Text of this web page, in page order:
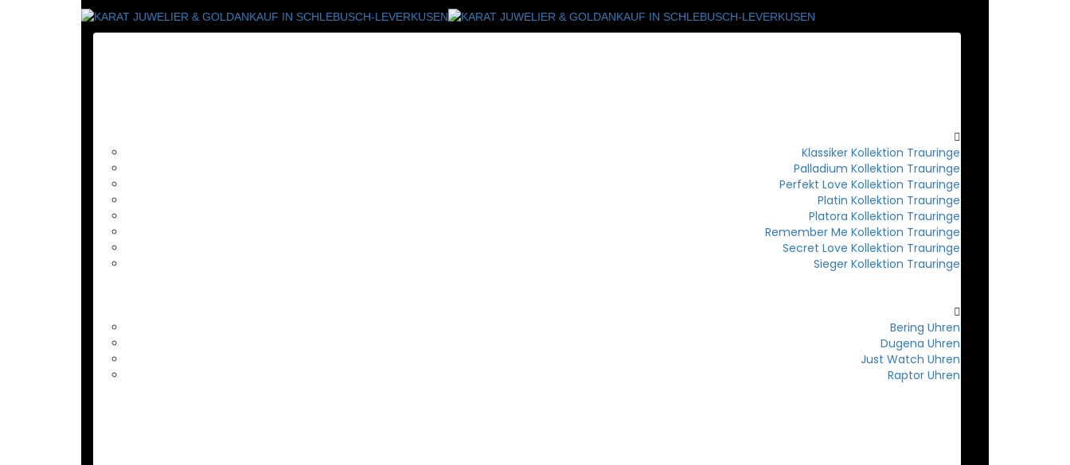
Klassiker Kollektion Trauringe
Palladium Kollektion Trauringe
Perfekt Love Kollektion Trauringe
Platin Kollektion Trauringe
Platora Kollektion Trauringe
Remember Me Kollektion Trauringe
Secret Love Kollektion Trauringe
Sieger Kollektion Trauringe
Bering Uhren
Dugena Uhren
Just Watch Uhren
Raptor Uhren